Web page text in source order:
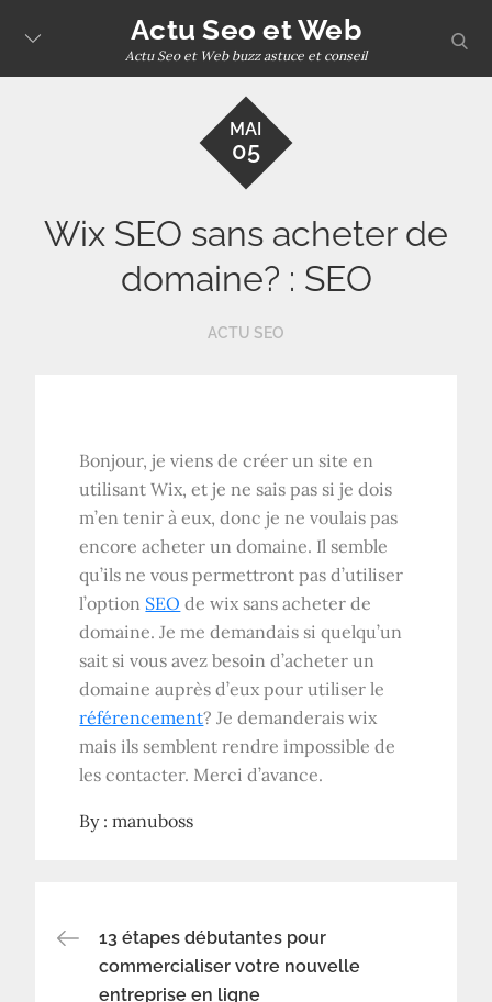
content
Actu Seo et Web
Actu Seo et Web buzz astuce et conseil
MAI
05
Wix SEO sans acheter de
domaine? : SEO
ACTU SEO
Bonjour, je viens de créer un site en
utilisant Wix, et je ne sais pas si je dois
m’en tenir à eux, donc je ne voulais pas
encore acheter un domaine. Il semble
qu’ils ne vous permettront pas d’utiliser
l’option SEO de wix sans acheter de
domaine. Je me demandais si quelqu’un
sait si vous avez besoin d’acheter un
domaine auprès d’eux pour utiliser le
référencement? Je demanderais wix
mais ils semblent rendre impossible de
les contacter. Merci d’avance.
By :manuboss
Navigation
13 étapes débutantes pour
commercialiser votre nouvelle
entreprise en ligne